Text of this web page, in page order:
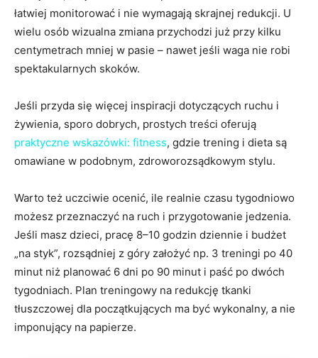
łatwiej monitorować i nie wymagają skrajnej redukcji. U
wielu osób wizualna zmiana przychodzi już przy kilku
centymetrach mniej w pasie – nawet jeśli waga nie robi
spektakularnych skoków.
Jeśli przyda się więcej inspiracji dotyczących ruchu i
żywienia, sporo dobrych, prostych treści oferują
praktyczne wskazówki: fitness, gdzie trening i dieta są
omawiane w podobnym, zdroworozsądkowym stylu.
Warto też uczciwie ocenić, ile realnie czasu tygodniowo
możesz przeznaczyć na ruch i przygotowanie jedzenia.
Jeśli masz dzieci, pracę 8–10 godzin dziennie i budżet
„na styk”, rozsądniej z góry założyć np. 3 treningi po 40
minut niż planować 6 dni po 90 minut i paść po dwóch
tygodniach. Plan treningowy na redukcję tkanki
tłuszczowej dla początkujących ma być wykonalny, a nie
imponujący na papierze.